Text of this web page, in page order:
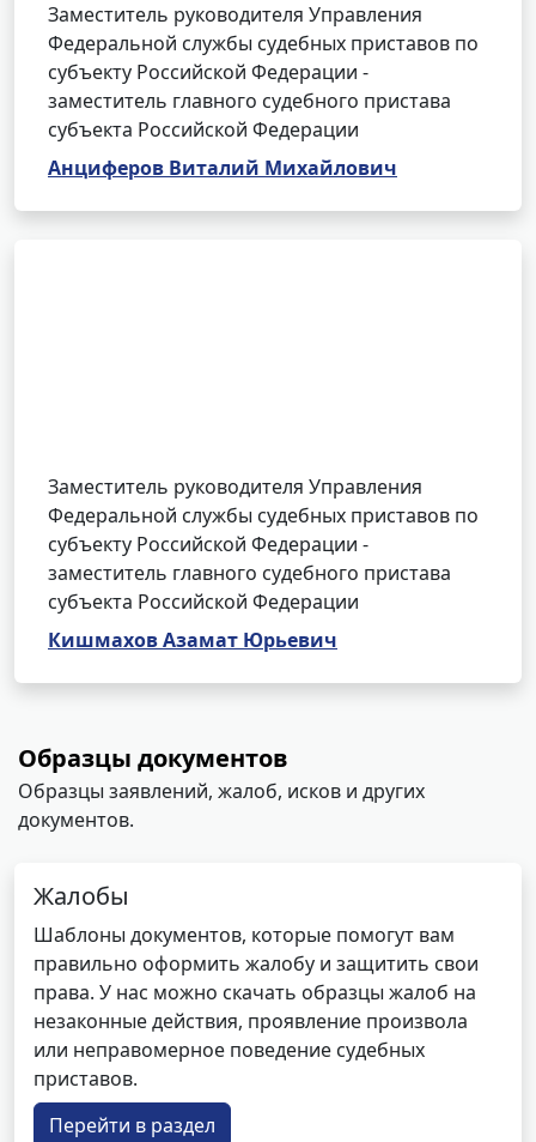
Заместитель руководителя Управления
Федеральной службы судебных приставов по
субъекту Российской Федерации -
заместитель главного судебного пристава
субъекта Российской Федерации
Анциферов Виталий Михайлович
Заместитель руководителя Управления
Федеральной службы судебных приставов по
субъекту Российской Федерации -
заместитель главного судебного пристава
субъекта Российской Федерации
Кишмахов Азамат Юрьевич
Образцы документов
Образцы заявлений, жалоб, исков и других
документов.
Жалобы
Шаблоны документов, которые помогут вам
правильно оформить жалобу и защитить свои
права. У нас можно скачать образцы жалоб на
незаконные действия, проявление произвола
или неправомерное поведение судебных
приставов.
Перейти в раздел